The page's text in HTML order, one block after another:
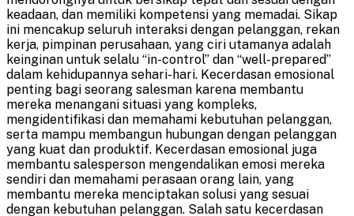
keadaan, dan memiliki kompetensi yang memadai. Sikap
ini mencakup seluruh interaksi dengan pelanggan, rekan
kerja, pimpinan perusahaan, yang ciri utamanya adalah
keinginan untuk selalu “in-control” dan “well-prepared”
dalam kehidupannya sehari-hari. Kecerdasan emosional
penting bagi seorang salesman karena membantu
mereka menangani situasi yang kompleks,
mengidentifikasi dan memahami kebutuhan pelanggan,
serta mampu membangun hubungan dengan pelanggan
yang kuat dan produktif. Kecerdasan emosional juga
membantu salesperson mengendalikan emosi mereka
sendiri dan memahami perasaan orang lain, yang
membantu mereka menciptakan solusi yang sesuai
dengan kebutuhan pelanggan. Salah satu kecerdasan